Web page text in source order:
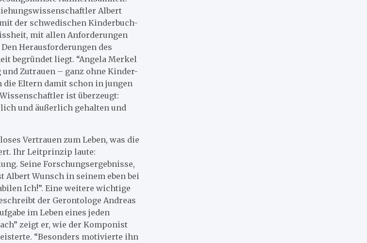
Albert
der schwedischen Kinderbuch-
mit allen Anforderungen
Herausforderungen des
begründet liegt. “Angela Merkel
Zutrauen – ganz ohne Kinder-
die Eltern damit schon in jungen
ist überzeugt:
und äußerlich gehalten und
Vertrauen zum Leben, was die
Ihr Leitprinzip laute:
Seine Forschungsergebnisse,
Wunsch in seinem eben bei
Ich!”. Eine weitere wichtige
der Gerontologe Andreas
im Leben eines jeden
zeigt er, wie der Komponist
“Besonders motivierte ihn